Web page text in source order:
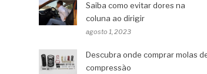
Saiba como evitar dores na
coluna ao dirigir
agosto 1, 2023
Descubra onde comprar molas
compressão